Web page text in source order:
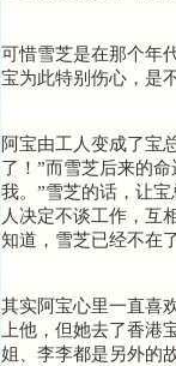
可惜雪芝是在那个年
宝为此特别伤心，是
阿宝由工人变成了宝
了！”而雪芝后来的
我。”雪芝的话，让
人决定不谈工作，互
知道，雪芝已经不在
其实阿宝心里一直喜
上他，但她去了香
姐、李李都是另外的